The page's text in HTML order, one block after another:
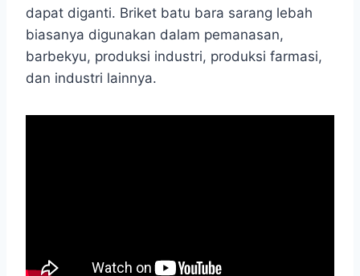
dapat diganti. Briket batu bara sarang lebah
biasanya digunakan dalam pemanasan,
barbekyu, produksi industri, produksi farmasi,
dan industri lainnya.